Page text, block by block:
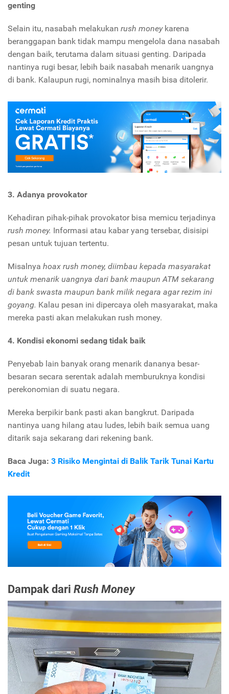
genting
Selain itu, nasabah melakukan rush money karena
beranggapan bank tidak mampu mengelola dana nasabah
dengan baik, terutama dalam situasi genting. Daripada
nantinya rugi besar, lebih baik nasabah menarik uangnya
di bank. Kalaupun rugi, nominalnya masih bisa ditolerir.
3. Adanya provokator
Kehadiran pihak-pihak provokator bisa memicu terjadinya
rush money. Informasi atau kabar yang tersebar, disisipi
pesan untuk tujuan tertentu.
Misalnya hoax rush money, diimbau kepada masyarakat
untuk menarik uangnya dari bank maupun ATM sekarang
di bank swasta maupun bank milik negara agar rezim ini
goyang. Kalau pesan ini dipercaya oleh masyarakat, maka
mereka pasti akan melakukan rush money.
4. Kondisi ekonomi sedang tidak baik
Penyebab lain banyak orang menarik dananya besar-
besaran secara serentak adalah memburuknya kondisi
perekonomian di suatu negara.
Mereka berpikir bank pasti akan bangkrut. Daripada
nantinya uang hilang atau ludes, lebih baik semua uang
ditarik saja sekarang dari rekening bank.
Baca Juga: 3 Risiko Mengintai di Balik Tarik Tunai Kartu
Kredit
Dampak dari Rush Money